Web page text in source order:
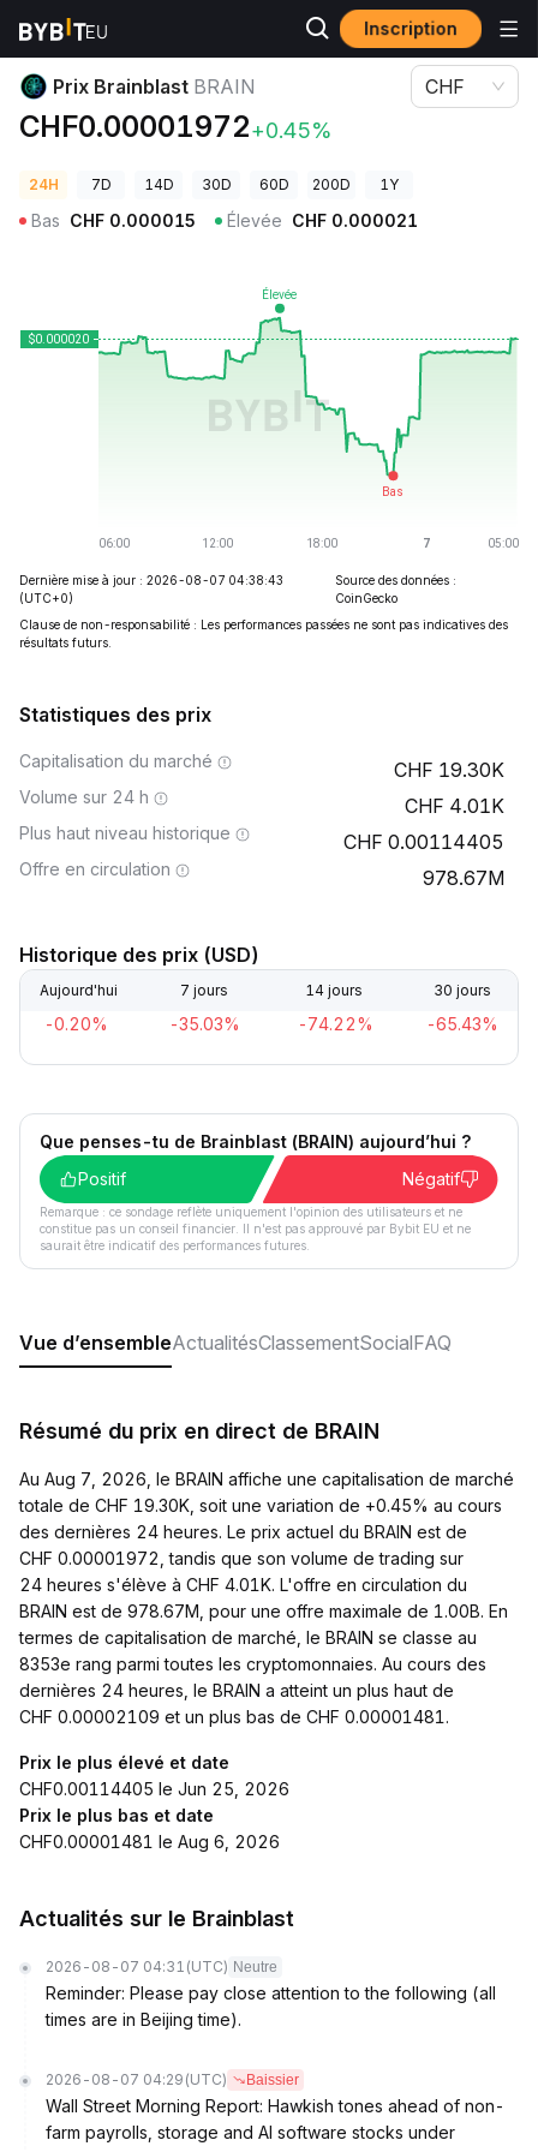
Inscription
Prix des cryptos
Prix Brainblast BRAIN
CHF0.00001972+0.45%
CHF
24H 7D 14D 30D 60D 200D 1Y
Bas CHF 0.000015 Élevée CHF 0.000021
Dernière mise à jour : 2026-08-07 04:38:43
(UTC+0)
Source des données :
CoinGecko
Clause de non-responsabilité : Les performances passées ne sont pas indicatives des
résultats futurs.
Statistiques des prix
Capitalisation du marché 19.30K
Volume sur 24 h 4.01K
Plus haut niveau historique 0.00114405
Offre en circulation 978.67M
Historique des prix (USD)
Aujourd'hui 7 jours 14 jours 30 jours
-0.20% -35.03% -74.22% -65.43%
Que penses-tu de Brainblast (BRAIN) aujourd’hui ?
Positif
Négatif
Remarque : ce sondage reflète uniquement l'opinion des utilisateurs et ne
constitue pas un conseil financier. Il n'est pas approuvé par Bybit EU et ne
saurait être indicatif des performances futures.
Vue d’ensembleActualitésClassementSocialFAQ
Résumé du prix en direct de BRAIN
Au Aug 7, 2026, le BRAIN affiche une capitalisation de marché
totale de CHF 19.30K, soit une variation de +0.45% au cours
des dernières 24 heures. Le prix actuel du BRAIN est de
CHF 0.00001972, tandis que son volume de trading sur
24 heures s'élève à CHF 4.01K. L'offre en circulation du
BRAIN est de 978.67M, pour une offre maximale de 1.00B. En
termes de capitalisation de marché, le BRAIN se classe au
8353e rang parmi toutes les cryptomonnaies. Au cours des
dernières 24 heures, le BRAIN a atteint un plus haut de
CHF 0.00002109 et un plus bas de CHF 0.00001481.
Prix le plus élevé et date
CHF0.00114405 le Jun 25, 2026
Prix le plus bas et date
CHF0.00001481 le Aug 6, 2026
Actualités sur le Brainblast
2026-08-07 04:31 (UTC) Neutre
Reminder: Please pay close attention to the following (all
times are in Beijing time).
2026-08-07 04:29 (UTC) Baissier
Wall Street Morning Report: Hawkish tones ahead of non-
farm payrolls, storage and AI software stocks under